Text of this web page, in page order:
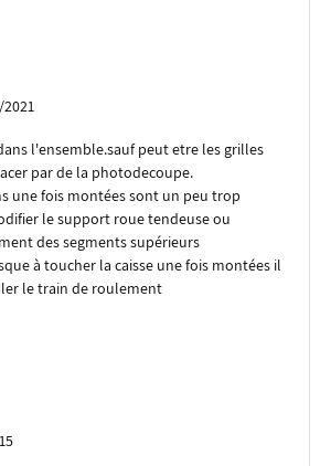
l'ensemble.sauf peut etre les grilles
par de la photodecoupe.
une fois montées sont un peu trop
le support roue tendeuse ou
des segments supérieurs
à toucher la caisse une fois montées il
le train de roulement